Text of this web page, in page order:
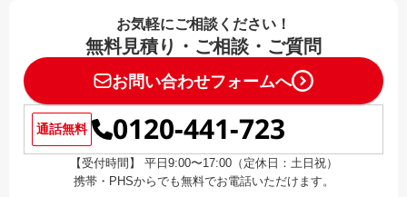
お気軽にご相談ください！
無料見積り・ご相談・ご質問
お問い合わせフォームへ
通話無料 0120-441-723
【受付時間】 平日9:00〜17:00（定休日：土日祝）
携帯・PHSからでも無料でお電話いただけます。